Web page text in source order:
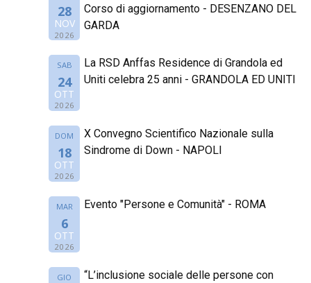
28
NOV
2026
Corso di aggiornamento - DESENZANO DEL
GARDA
SAB
24
OTT
2026
La RSD Anffas Residence di Grandola ed
Uniti celebra 25 anni - GRANDOLA ED UNITI
DOM
18
OTT
2026
X Convegno Scientifico Nazionale sulla
Sindrome di Down - NAPOLI
MAR
6
OTT
2026
Evento "Persone e Comunità" - ROMA
GIO
“L’inclusione sociale delle persone con